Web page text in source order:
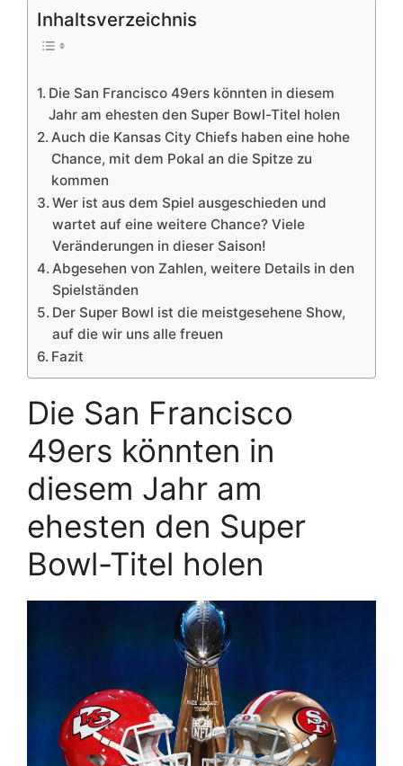
Inhaltsverzeichnis
Die San Francisco 49ers könnten in diesem
Jahr am ehesten den Super Bowl-Titel holen
Auch die Kansas City Chiefs haben eine hohe
Chance, mit dem Pokal an die Spitze zu
kommen
Wer ist aus dem Spiel ausgeschieden und
wartet auf eine weitere Chance? Viele
Veränderungen in dieser Saison!
Abgesehen von Zahlen, weitere Details in den
Spielständen
Der Super Bowl ist die meistgesehene Show,
auf die wir uns alle freuen
Fazit
Die San Francisco
49ers könnten in
diesem Jahr am
ehesten den Super
Bowl-Titel holen